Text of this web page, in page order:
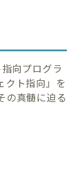
向プログラ
クト指向」を
の真髄に迫る